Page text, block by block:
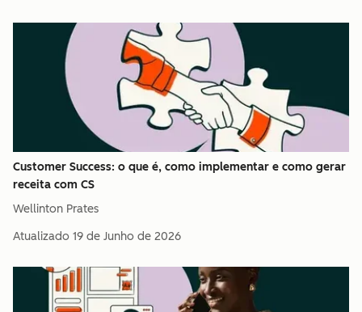
Customer Success: o que é, como implementar e como gerar
receita com CS
Wellinton Prates
Atualizado 19 de Junho de 2026